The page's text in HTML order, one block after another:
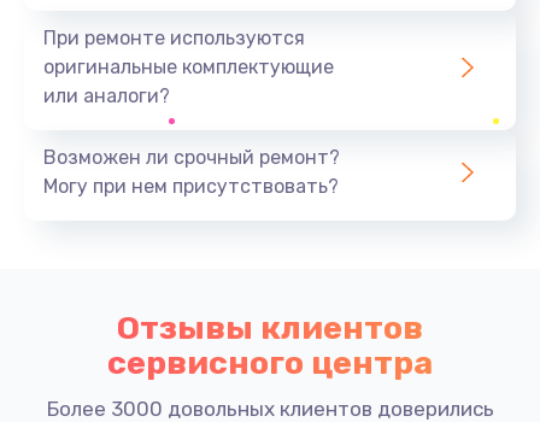
При ремонте используются
оригинальные комплектующие
или аналоги?
Возможен ли срочный ремонт?
Могу при нем присутствовать?
Отзывы клиентов
сервисного центра
Более 3000 довольных клиентов доверились